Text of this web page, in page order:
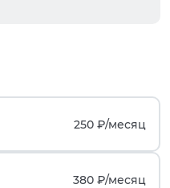
250 ₽/месяц
380 ₽/месяц